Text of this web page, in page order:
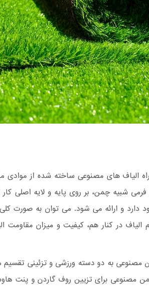
الیاف های مصنوعی ساخته شده از موادی
شبیه چمن، بر روی پایه و لایه اصلی
دارد و ارائه می شود. می توان به صورت
الیاف در کنار هم، کیفیت و میزان مقاومت
مصنوعی به دو دسته ورزشی و تزئینی
مصنوعی برای تزیین روف گاردن و پنت